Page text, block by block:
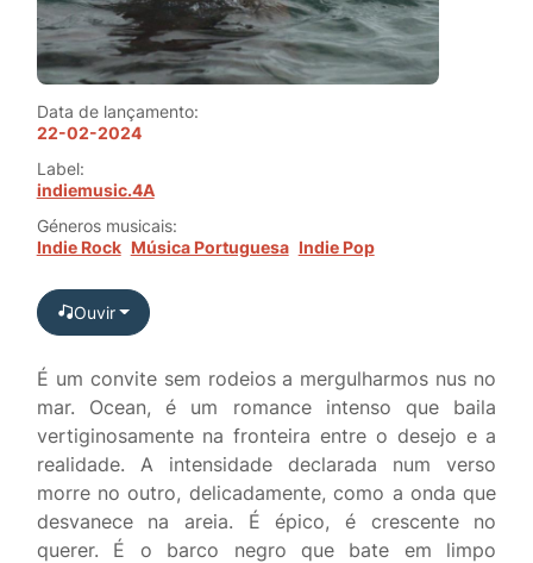
Data de lançamento:
22-02-2024
Label:
indiemusic.4A
Géneros musicais:
Indie Rock Música Portuguesa Indie Pop
Ouvir
É um convite sem rodeios a mergulharmos nus no
mar. Ocean, é um romance intenso que baila
vertiginosamente na fronteira entre o desejo e a
realidade. A intensidade declarada num verso
morre no outro, delicadamente, como a onda que
desvanece na areia. É épico, é crescente no
querer. É o barco negro que bate em limpo